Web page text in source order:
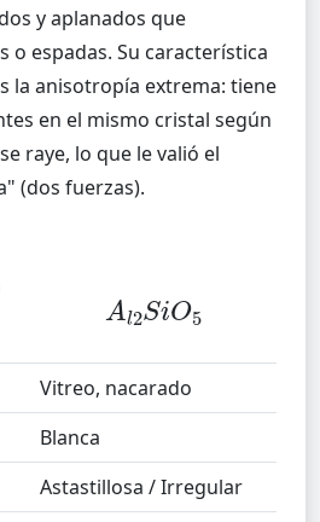
y aplanados que
o espadas. Su característica
la anisotropía extrema: tiene
en el mismo cristal según
raye, lo que le valió el
2S O5
Vitreo, nacarado
Blanca
Astastillosa / Irregular